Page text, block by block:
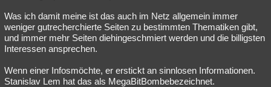
Was ich damit meine ist das auch im Netz allgemein immer
weniger gutrecherchierte Seiten zu bestimmten Thematiken gibt,
und immer mehr Seiten diehingeschmiert werden und die billigsten
Interessen ansprechen.
Wenn einer Infosmöchte, er erstickt an sinnlosen Informationen.
Stanislav Lem hat das als MegaBitBombebezeichnet.